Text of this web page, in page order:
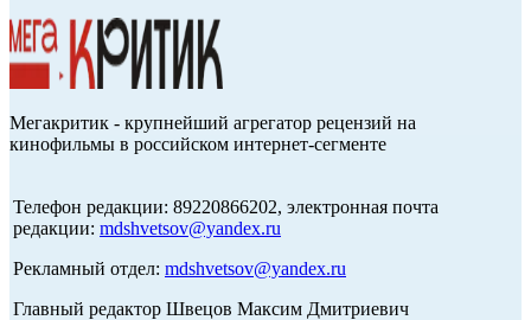
Мегакритик - крупнейший агрегатор рецензий на
кинофильмы в российском интернет-сегменте
Телефон редакции: 89220866202, электронная почта
редакции: mdshvetsov@yandex.ru
Рекламный отдел: mdshvetsov@yandex.ru
Главный редактор Швецов Максим Дмитриевич